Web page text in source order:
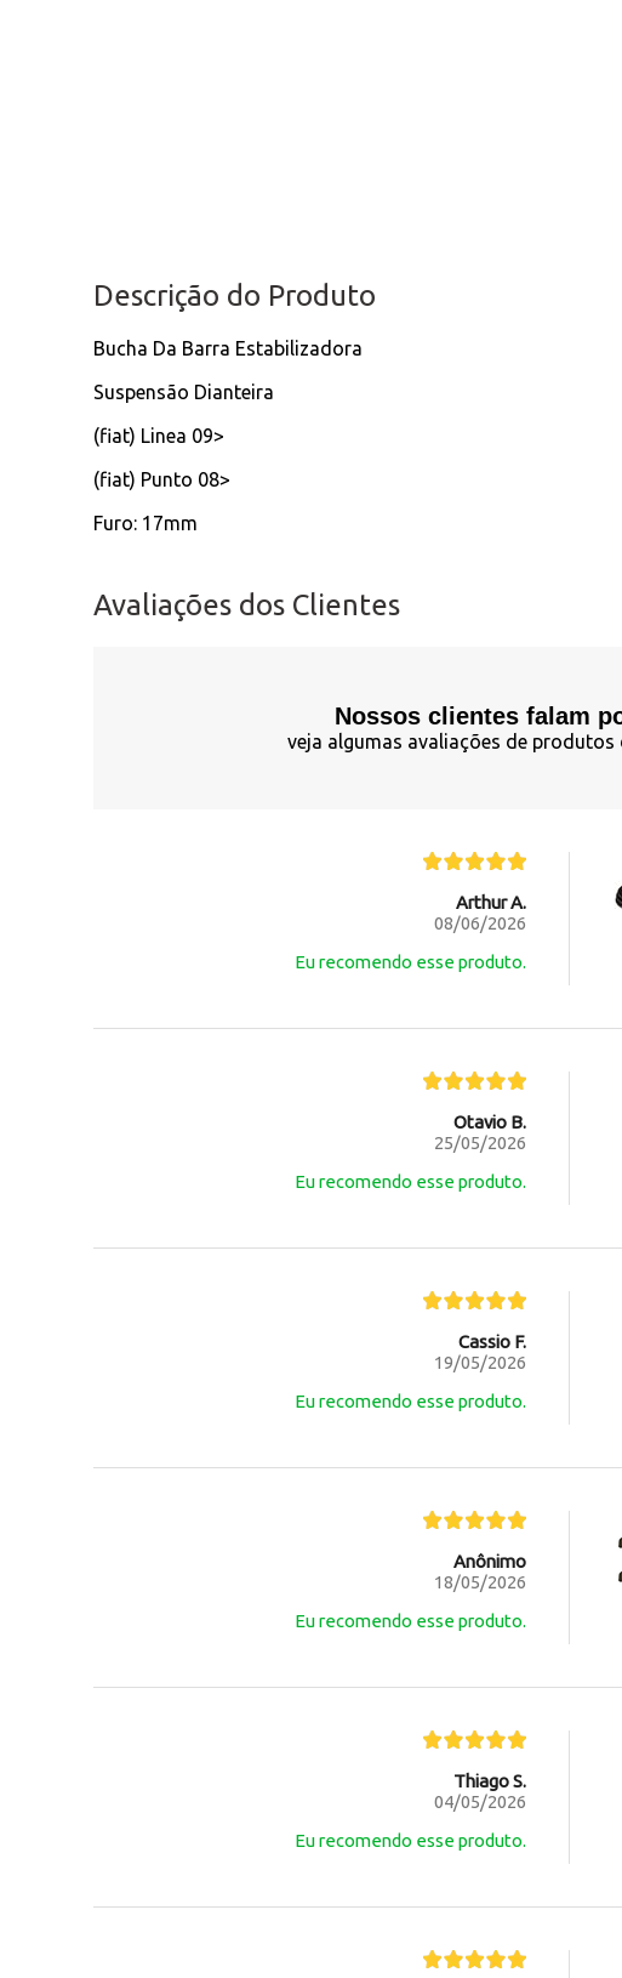
Descrição do Produto
Bucha Da Barra Estabilizadora
Suspensão Dianteira
(fiat) Linea 09>
(fiat) Punto 08>
Furo: 17mm
Avaliações dos Clientes
Nossos clientes falam
veja algumas avaliações de produtos
Arthur A.
08/06/2026
Eu recomendo esse produto.
Otavio B.
25/05/2026
Eu recomendo esse produto.
Cassio F.
19/05/2026
Eu recomendo esse produto.
Anônimo
18/05/2026
Eu recomendo esse produto.
Thiago S.
04/05/2026
Eu recomendo esse produto.